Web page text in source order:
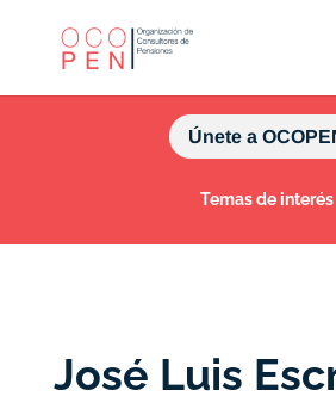
Únete a
Temas de interés
José Luis